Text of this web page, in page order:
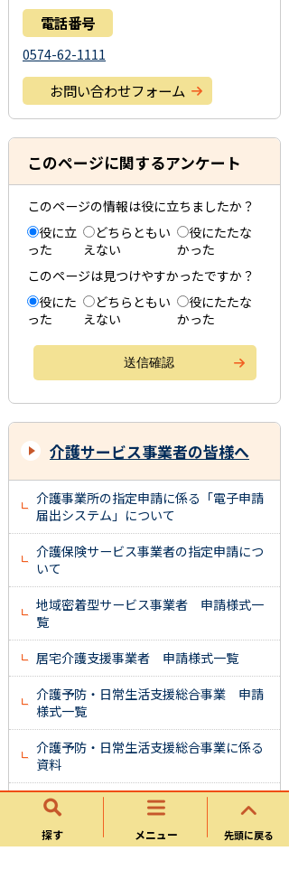
探す メニュー
電話番号
0574-62-1111
お問い合わせフォーム
このページに関するアンケート
このページの情報は役に立ちましたか？
役に立
った
どちらともい
えない
役にたたな
かった
このページは見つけやすかったですか？
役にた
った
どちらともい
えない
役にたたな
かった
先頭に戻る
介護サービス事業者の皆様へ
介護事業所の指定申請に係る「電子申請
届出システム」について
介護保険サービス事業者の指定申請につ
いて
地域密着型サービス事業者 申請様式一
覧
居宅介護支援事業者 申請様式一覧
介護予防・日常生活支援総合事業 申請
様式一覧
介護予防・日常生活支援総合事業に係る
資料
介護予防支援事業者 申請様式一覧
令和７年度介護職員処遇改善加算につい